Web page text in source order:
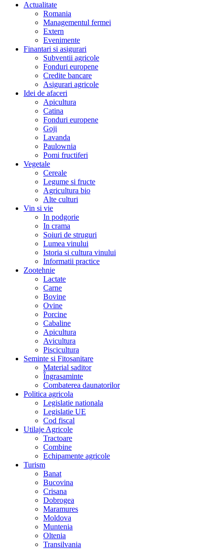
Actualitate
Romania
Managementul fermei
Extern
Evenimente
Finantari si asigurari
Subventii agricole
Fonduri europene
Credite bancare
Asigurari agricole
Idei de afaceri
Apicultura
Catina
Fonduri europene
Goji
Lavanda
Paulownia
Pomi fructiferi
Vegetale
Cereale
Legume si fructe
Agricultura bio
Alte culturi
Vin si vie
In podgorie
In crama
Soiuri de struguri
Lumea vinului
Istoria si cultura vinului
Informatii practice
Zootehnie
Lactate
Carne
Bovine
Ovine
Porcine
Cabaline
Apicultura
Avicultura
Piscicultura
Seminte si Fitosanitare
Material saditor
Îngrasaminte
Combaterea daunatorilor
Politica agricola
Legislatie nationala
Legislatie UE
Cod fiscal
Utilaje Agricole
Tractoare
Combine
Echipamente agricole
Turism
Banat
Bucovina
Crisana
Dobrogea
Maramures
Moldova
Muntenia
Oltenia
Transilvania